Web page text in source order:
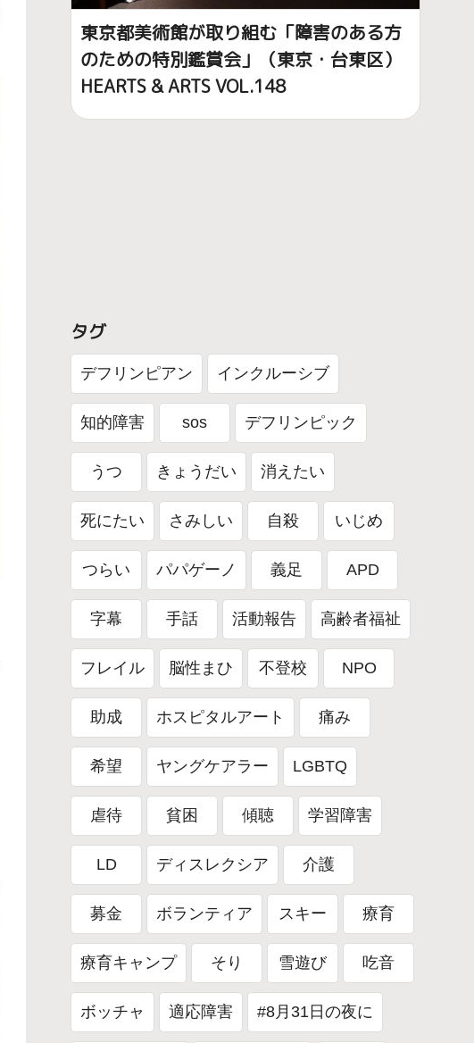
東京都美術館が取り組む「障害のある方
のための特別鑑賞会」（東京・台東区）
HEARTS & ARTS VOL.148
タグ
デフリンピアン インクルーシブ
知的障害 sos デフリンピック
うつ きょうだい 消えたい
死にたい さみしい 自殺 いじめ
つらい パパゲーノ 義足 APD
字幕 手話 活動報告 高齢者福祉
フレイル 脳性まひ 不登校 NPO
助成 ホスピタルアート 痛み
希望 ヤングケアラー LGBTQ
虐待 貧困 傾聴 学習障害
LD ディスレクシア 介護
募金 ボランティア スキー 療育
療育キャンプ そり 雪遊び 吃音
ボッチャ 適応障害 #8月31日の夜に